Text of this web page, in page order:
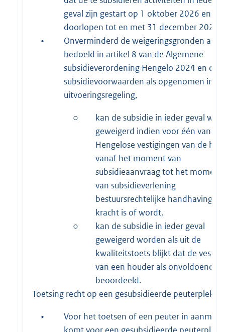
geval zijn gestart op 1 oktober 2026 en
doorlopen tot en met 31 december 2026.
•
Onverminderd de weigeringsgronden als
bedoeld in artikel 8 van de Algemene
subsidieverordening Hengelo 2024 en de
subsidievoorwaarden als opgenomen in
uitvoeringsregeling,
○
kan de subsidie in ieder geval
geweigerd indien voor één van de
Hengelose vestigingen van de
vanaf het moment van
subsidieaanvraag tot het moment
van subsidieverlening
bestuursrechtelijke handhaving
kracht is of wordt.
○
kan de subsidie in ieder geval
geweigerd worden als uit de
kwaliteitstoets blijkt dat de
van een houder als onvoldoende
beoordeeld.
Toetsing recht op een gesubsidieerde peuterplek:
•
Voor het toetsen of een peuter in